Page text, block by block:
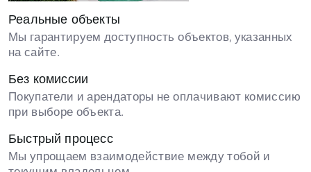
Реальные объекты
Мы гарантируем доступность объектов, указанных
на сайте.
Без комиссии
Покупатели и арендаторы не оплачивают комиссию
при выборе объекта.
Быстрый процесс
Мы упрощаем взаимодействие между тобой и